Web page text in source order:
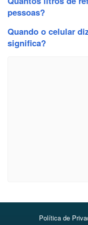
pessoas?
Quando o celular
significa?
Política de